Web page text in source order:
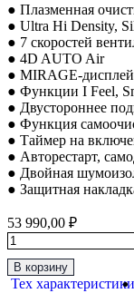
● Плазменная
● Ultra Hi Density,
● 7 скоростей
● 4D AUTO Air
● MIRAGE-
● Функции I Feel,
● Двустороннее
● Функция
● Таймер на
● Авторестарт,
● Двойная
● Защитная
53 990,00 ₽
Количество
товара
Инверторная
Сплит-
В корзину
Тех характеристики